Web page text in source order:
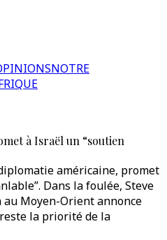
NOTRE
à Israël un “soutien
américaine, promet
Dans la foulée, Steve
Moyen-Orient annonce
la priorité de la